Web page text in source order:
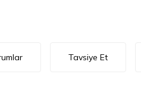
Tavsiye Et